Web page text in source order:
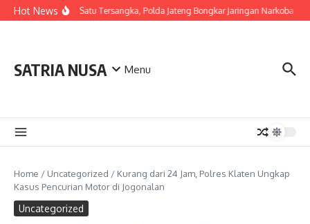
Skip to content
Hot News
Berawal dari Satu Tersangka, Polda Jateng Bongkar Jaringan Narkoba di
SATRIA NUSA Menu
Home / Uncategorized / Kurang dari 24 Jam, Polres Klaten Ungkap
Kasus Pencurian Motor di Jogonalan
Uncategorized